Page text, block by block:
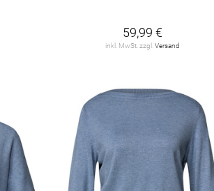
59,99 €
inkl. MwSt. zzgl.Versand